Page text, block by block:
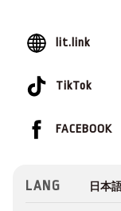
lit.link
TikTok
FACEBOOK
LANG